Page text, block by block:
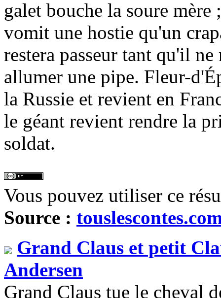
galet bouche la soure
vomit une hostie qu'un
restera passeur tant qu'il
allumer une pipe. Fleur-
la Russie et revient en
le géant revient rendre la
soldat.
Vous pouvez utiliser ce
Source :
Grand Claus et petit
Andersen
Grand Claus tue le cheval